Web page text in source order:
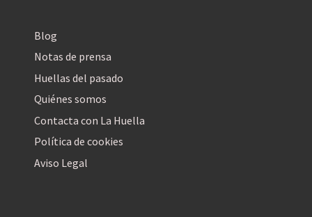
Blog
Notas de prensa
Huellas del pasado
Quiénes somos
Contacta con La Huella
Política de cookies
Aviso Legal